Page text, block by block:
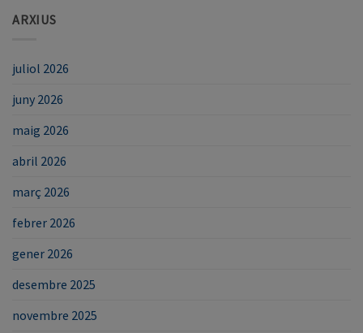
ARXIUS
juliol 2026
juny 2026
maig 2026
abril 2026
març 2026
febrer 2026
gener 2026
desembre 2025
novembre 2025